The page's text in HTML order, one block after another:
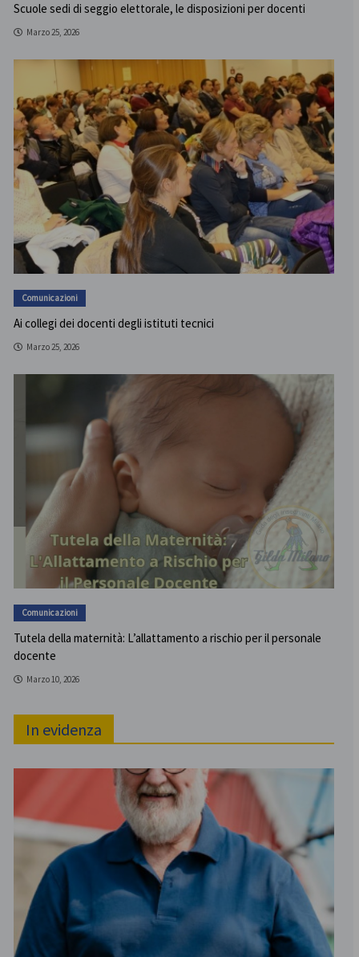
Scuole sedi di seggio elettorale, le disposizioni per docenti
Marzo 25, 2026
Comunicazioni
Ai collegi dei docenti degli istituti tecnici
Marzo 25, 2026
Comunicazioni
Tutela della maternità: L’allattamento a rischio per il personale
docente
Marzo 10, 2026
In evidenza